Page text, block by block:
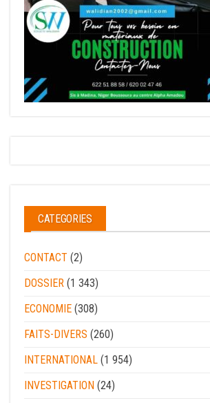
CATEGORIES
CONTACT (2)
DOSSIER (1 343)
ECONOMIE (308)
FAITS-DIVERS (260)
INTERNATIONAL (1 954)
INVESTIGATION (24)